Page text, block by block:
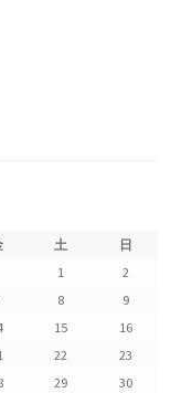
土
日
1
2
8
9
15
16
22
23
29
30